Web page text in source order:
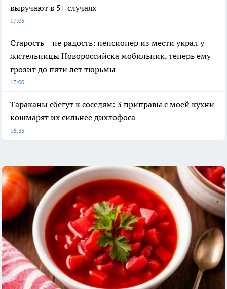
выручают в 5+ случаях
17:05
Старость – не радость: пенсионер из мести украл у
жительницы Новороссийска мобильник, теперь ему
грозит до пяти лет тюрьмы
17:00
Тараканы сбегут к соседям: 3 приправы с моей кухни
кошмарят их сильнее дихлофоса
16:35